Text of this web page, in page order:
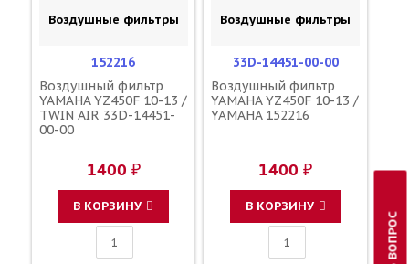
Воздушные фильтры
152216
Воздушный фильтр
YAMAHA YZ450F 10-13 /
TWIN AIR 33D-14451-
00-00
1400 ₽
В КОРЗИНУ
Воздушные фильтры
33D-14451-00-00
Воздушный фильтр
YAMAHA YZ450F 10-13 /
YAMAHA 152216
1400 ₽
В КОРЗИНУ